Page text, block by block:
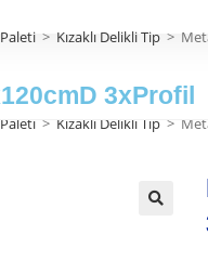
> Kızaklı Delikli Tip >
3xProfil
> Kızaklı Delikli Tip >